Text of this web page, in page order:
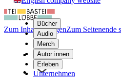
Bücher
Audio
Merch
Autor:innen
Erleben
Unternehmen
Zum Inhalt springenZum Seitenende